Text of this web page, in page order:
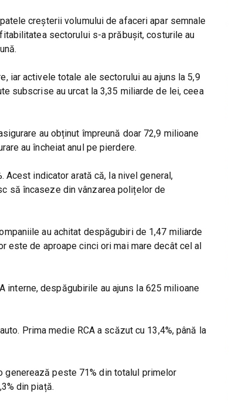
creșterii volumului de afaceri apar semnale
sectorului s-a prăbușit, costurile au
iar activele totale ale sectorului au ajuns la 5,9
subscrise au urcat la 3,35 miliarde de lei, ceea
au obținut împreună doar 72,9 milioane
au încheiat anul pe pierdere.
Acest indicator arată că, la nivel general,
să încaseze din vânzarea polițelor de
au achitat despăgubiri de 1,47 miliarde
este de aproape cinci ori mai mare decât cel al
interne, despăgubirile au ajuns la 625 milioane
Prima medie RCA a scăzut cu 13,4%, până la
generează peste 71% din totalul primelor
din piață.